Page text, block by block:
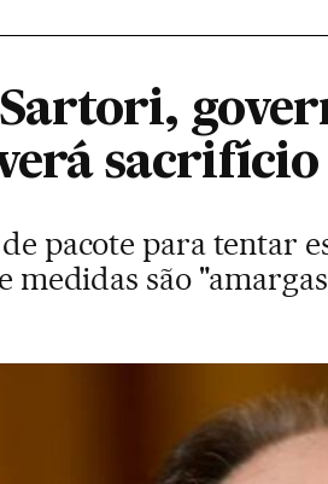
Sartori,
pacote para tentar
medidas são